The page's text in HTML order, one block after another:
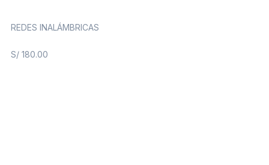
REDES INALÁMBRICAS
S/ 180.00